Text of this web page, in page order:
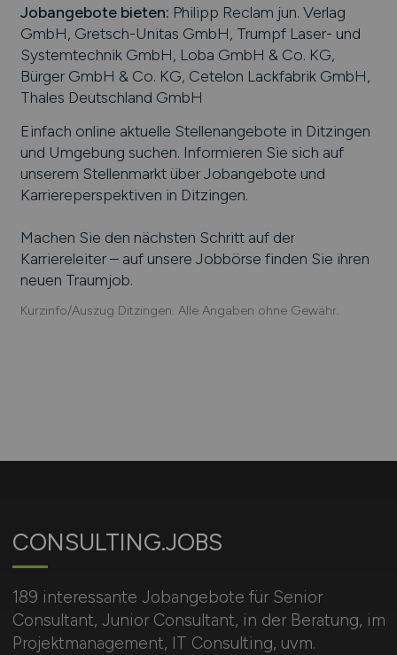
Jobangebote bieten: Philipp Reclam jun. Verlag
GmbH, Gretsch-Unitas GmbH, Trumpf Laser- und
Systemtechnik GmbH, Loba GmbH & Co. KG,
Bürger GmbH & Co. KG, Cetelon Lackfabrik GmbH,
Thales Deutschland GmbH
Einfach online aktuelle Stellenangebote in Ditzingen
und Umgebung suchen. Informieren Sie sich auf
unserem Stellenmarkt über Jobangebote und
Karriereperspektiven in Ditzingen.
Machen Sie den nächsten Schritt auf der
Karriereleiter – auf unsere Jobbörse finden Sie ihren
neuen Traumjob.
Kurzinfo/Auszug Ditzingen. Alle Angaben ohne Gewähr.
CONSULTING.JOBS
189 interessante Jobangebote für Senior
Consultant, Junior Consultant, in der Beratung, im
Projektmanagement, IT Consulting, uvm.